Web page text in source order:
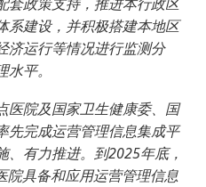
系建设，并积极搭建本地区
济运行等情况进行监测分
平。
院及国家卫生健康委、国
先完成运营管理信息集成平
、有力推进。到2025年底，
院具备和应用运营管理信息